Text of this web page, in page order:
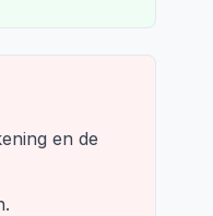
en de